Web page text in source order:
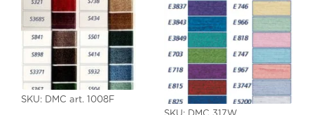
SKU: DMC art. 1008F